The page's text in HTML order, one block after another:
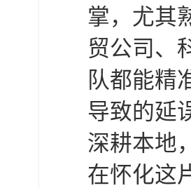
掌，尤其
贸公司、
队都能精
导致的延
深耕本地
在怀化这